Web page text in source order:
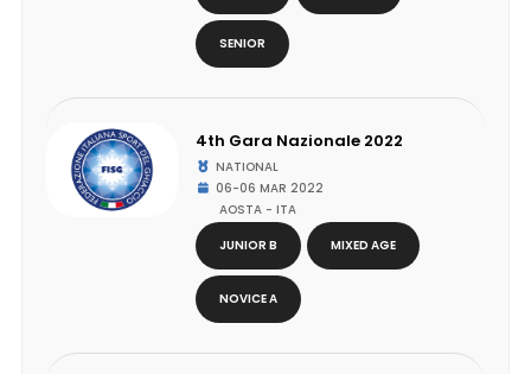
SENIOR
4th Gara Nazionale 2022
NATIONAL
06-06 MAR 2022
AOSTA - ITA
JUNIOR B
MIXED AGE
NOVICE A